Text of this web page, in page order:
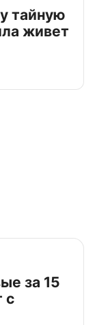
тайную
живет
за 15
с